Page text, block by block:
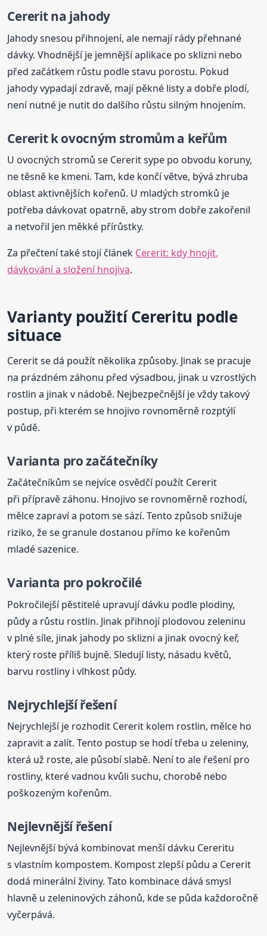
Cererit na jahody
Jahody snesou přihnojení, ale nemají rády přehnané
dávky. Vhodnější je jemnější aplikace po sklizni nebo
před začátkem růstu podle stavu porostu. Pokud
jahody vypadají zdravě, mají pěkné listy a dobře plodí,
není nutné je nutit do dalšího růstu silným hnojením.
Cererit k ovocným stromům a keřům
U ovocných stromů se Cererit sype po obvodu koruny,
ne těsně ke kmeni. Tam, kde končí větve, bývá zhruba
oblast aktivnějších kořenů. U mladých stromků je
potřeba dávkovat opatrně, aby strom dobře zakořenil
a netvořil jen měkké přírůstky.
Za přečtení také stojí článek Cererit: kdy hnojit,
dávkování a složení hnojiva.
Varianty použití Cereritu podle
situace
Cererit se dá použít několika způsoby. Jinak se pracuje
na prázdném záhonu před výsadbou, jinak u vzrostlých
rostlin a jinak v nádobě. Nejbezpečnější je vždy takový
postup, při kterém se hnojivo rovnoměrně rozptýlí
v půdě.
Varianta pro začátečníky
Začátečníkům se nejvíce osvědčí použít Cererit
při přípravě záhonu. Hnojivo se rovnoměrně rozhodí,
mělce zapraví a potom se sází. Tento způsob snižuje
riziko, že se granule dostanou přímo ke kořenům
mladé sazenice.
Varianta pro pokročilé
Pokročilejší pěstitelé upravují dávku podle plodiny,
půdy a růstu rostlin. Jinak přihnojí plodovou zeleninu
v plné síle, jinak jahody po sklizni a jinak ovocný keř,
který roste příliš bujně. Sledují listy, násadu květů,
barvu rostliny i vlhkost půdy.
Nejrychlejší řešení
Nejrychlejší je rozhodit Cererit kolem rostlin, mělce ho
zapravit a zalít. Tento postup se hodí třeba u zeleniny,
která už roste, ale působí slabě. Není to ale řešení pro
rostliny, které vadnou kvůli suchu, chorobě nebo
poškozeným kořenům.
Nejlevnější řešení
Nejlevnější bývá kombinovat menší dávku Cereritu
s vlastním kompostem. Kompost zlepší půdu a Cererit
dodá minerální živiny. Tato kombinace dává smysl
hlavně u zeleninových záhonů, kde se půda každoročně
vyčerpává.